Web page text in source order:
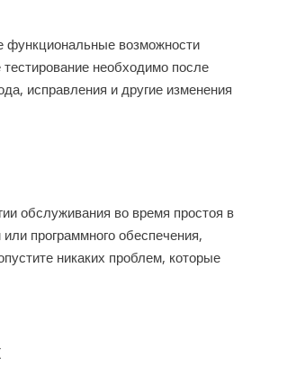
возможности
необходимо после
исправления и другие изменения
обслуживания во время простоя в
программного обеспечения,
никаких проблем, которые